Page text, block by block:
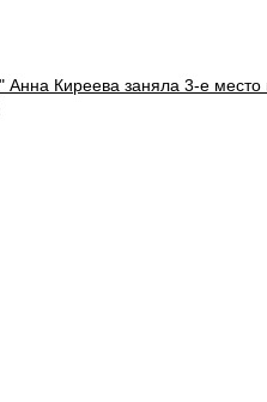
Анна Киреева заняла 3-е